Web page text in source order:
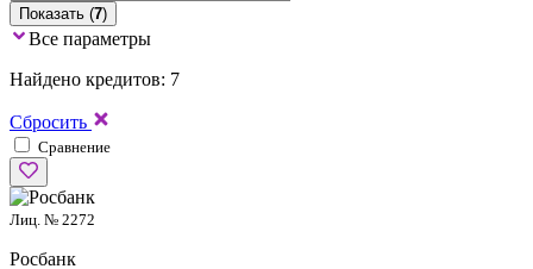
Показать (7)
Все параметры
Найдено кредитов: 7
Сбросить
Сравнение
Лиц. № 2272
Росбанк